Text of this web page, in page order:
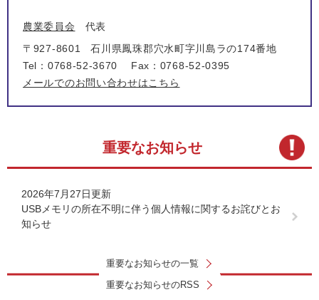
農業委員会
代表
〒927-8601
石川県鳳珠郡穴水町字川島ラの174番地
Tel：0768-52-3670
Fax：0768-52-0395
メールでのお問い合わせはこちら
重要なお知らせ
2026年7月27日更新
USBメモリの所在不明に伴う個人情報に関するお詫びとお
知らせ
重要なお知らせの一覧
重要なお知らせのRSS